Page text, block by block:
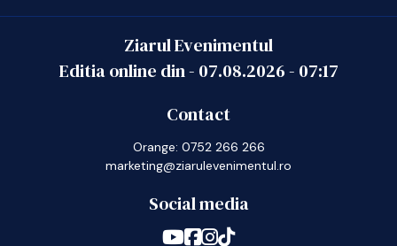
Ziarul Evenimentul
Editia online din - 07.08.2026- 07:17
Contact
Orange: 0752 266 266
marketing@ziarulevenimentul.ro
Social media